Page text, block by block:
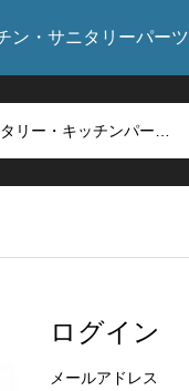
ン・サニタリーパーツ
ログイン
メールアドレス